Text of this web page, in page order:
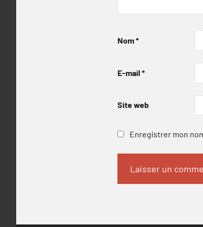
Nom*
E-mail *
Site web
Enregistrer mon